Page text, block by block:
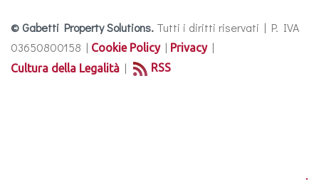
© Gabetti Property Solutions. Tutti i diritti riservati | P. IVA
03650800158 | Cookie Policy| Privacy|
Cultura della Legalità | RSS